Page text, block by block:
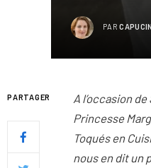
PAR
PARTAGER
A l’occasion
Princesse
Toqués en
nous en dit un